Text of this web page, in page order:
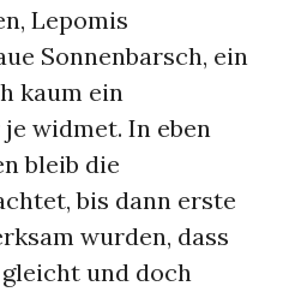
Lepomis
Sonnenbarsch, ein
kaum ein
widmet. In eben
bleib die
bis dann erste
wurden, dass
gleicht und doch